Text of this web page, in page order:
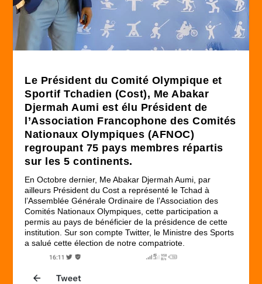
Le Président duComité Olympique et
Sportif Tchadien (Cost), Me Abakar
Djermah Aumi est élu Président de
l’Association Francophone des Comités
Nationaux Olympiques (AFNOC)
regroupant 75 pays membres répartis
sur les 5 continents.
En Octobre dernier, Me Abakar Djermah Aumi, par
ailleurs Président du Cost a représenté le Tchad à
l’Assemblée Générale Ordinaire de l’Association des
Comités Nationaux Olympiques, cette participation a
permis au pays de bénéficier de la présidence de cette
institution. Sur son compte Twitter, le Ministre des Sports
a salué cette élection de notre compatriote.